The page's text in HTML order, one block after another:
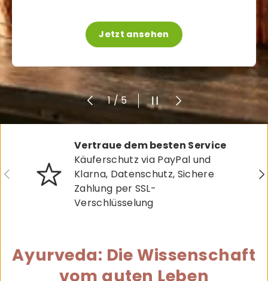
Jetzt ansehen
Vorherige
1/von
5 Slideshow pausieren
Nächste
Vorherige
Vertraue dem besten Service
Käuferschutz via PayPal und
Klarna, Datenschutz, Sichere
Zahlung per SSL-
Verschlüsselung
Ayurveda: Die Wissenschaft
vom guten Leben